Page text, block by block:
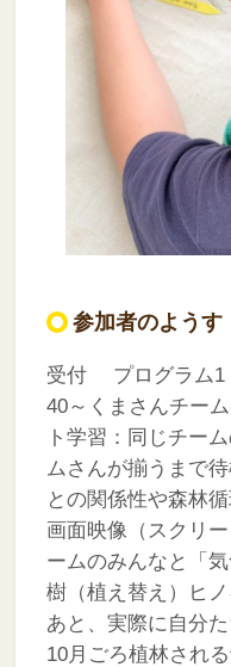
参加者のようす
受付
プログラム1
40～くまさんチー
ト学習：同じチー
ムさんが揃うまで
との関係性や森林
画面映像（スクリ
ームのみんなと「
樹（植え替え）ヒ
あと、実際に自分
10月ごろ植林され